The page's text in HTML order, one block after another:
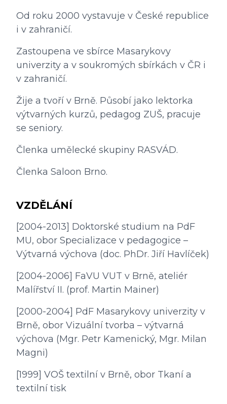
Od roku 2000 vystavuje v České republice
i v zahraničí.
Zastoupena ve sbírce Masarykovy
univerzity a v soukromých sbírkách v ČR i
v zahraničí.
Žije a tvoří v Brně. Působí jako lektorka
výtvarných kurzů, pedagog ZUŠ, pracuje
se seniory.
Členka umělecké skupiny RASVÁD.
Členka Saloon Brno.
VZDĚLÁNÍ
[2004-2013] Doktorské studium na PdF
MU, obor Specializace v pedagogice –
Výtvarná výchova (doc. PhDr. Jiří Havlíček)
[2004-2006] FaVU VUT v Brně, ateliér
Malířství II. (prof. Martin Mainer)
[2000-2004] PdF Masarykovy univerzity v
Brně, obor Vizuální tvorba – výtvarná
výchova (Mgr. Petr Kamenický, Mgr. Milan
Magni)
[1999] VOŠ textilní v Brně, obor Tkaní a
textilní tisk